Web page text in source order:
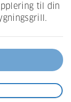
til din